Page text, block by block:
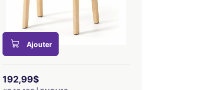
Ajouter
192,99$